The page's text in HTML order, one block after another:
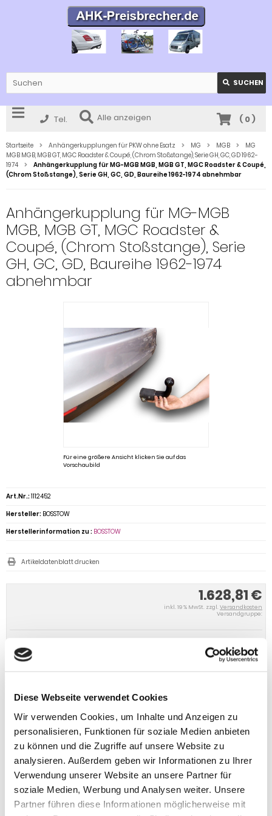
Diese Webseite verwendet Cookies
Wir verwenden Cookies, um Inhalte und Anzeigen zu
personalisieren, Funktionen für soziale Medien anbieten
zu können und die Zugriffe auf unsere Website zu
analysieren. Außerdem geben wir Informationen zu Ihrer
Verwendung unserer Website an unsere Partner für
soziale Medien, Werbung und Analysen weiter. Unsere
Partner führen diese Informationen möglicherweise mit
SUCHEN
Tel. Alle anzeigen ( 0)
Startseite Anhängerkupplungen für PKW ohne Esatz MG MGB
MG
MGB MGB, MGB GT, MGC Roadster & Coupé, (Chrom Stoßstange), Serie GH, GC, GD 1962-
1974
Anhängerkupplung für MG-MGB MGB, MGB GT, MGC Roadster & Coupé,
(Chrom Stoßstange), Serie GH, GC, GD, Baureihe 1962-1974 abnehmbar
Anhängerkupplung für MG-MGB
MGB, MGB GT, MGC Roadster &
Coupé, (Chrom Stoßstange), Serie
GH, GC, GD, Baureihe 1962-1974
abnehmbar
Für eine größere Ansicht klicken Sie auf das
Vorschaubild
1.628,81 €
inkl. 19 % MwSt. zzgl. Versandkosten
Versandgruppe:
IN DEN WARENKORB
Art.Nr.:1112452
Hersteller: BOSSTOW
Herstellerinformation zu : BOSSTOW
Artikeldatenblatt drucken